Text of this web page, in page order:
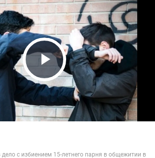
Play Video